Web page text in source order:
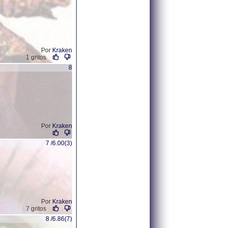
Por Kraken
1 gritos
8
Por Kraken
7 /6.00(3)
Por Kraken
7 gritos
8 /6.86(7)